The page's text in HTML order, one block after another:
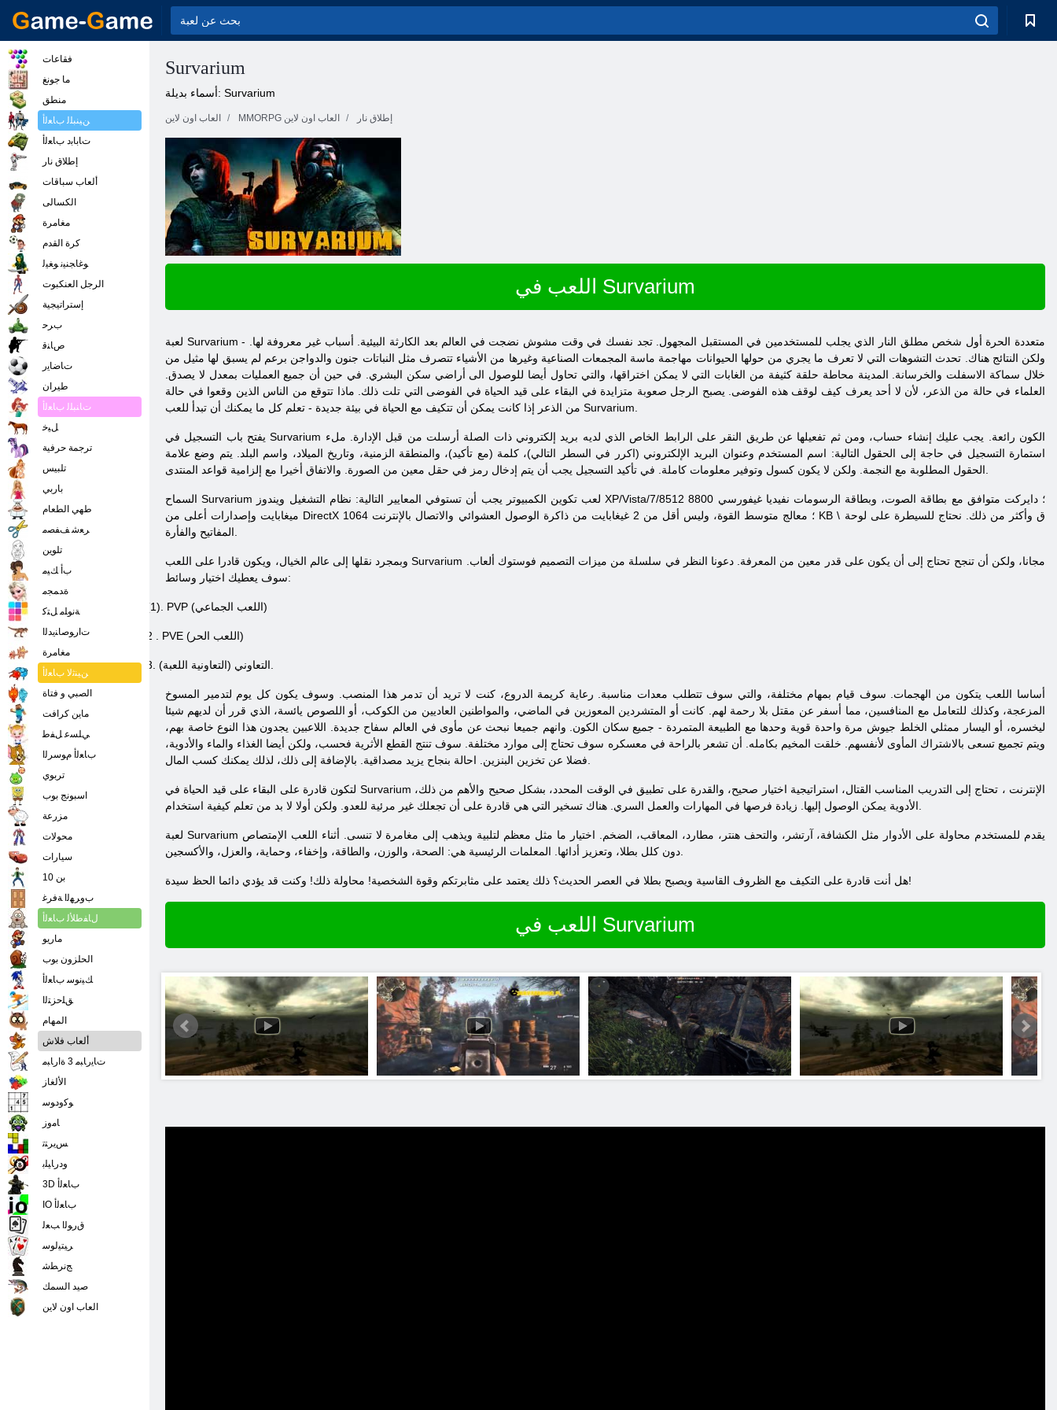
Survarium
أسماء بديلة: Survarium
العاب اون لاين MMORPG العاب اون لاين إطلاق نار
اللعب في Survarium
Survarium- متعددة الحرة أول شخص مطلق النار الذي يجلب للمستخدمين في المستقبل المجهول. تجد نفسك في وقت مشوش نضجت في العالم بعد الكارثة البيئية. أسباب غير معروفة لها.
ولكن النتائج هناك. تحدث التشوهات التي لا تعرف ما يجري من حولها الحيوانات مهاجمة ماسة المجمعات الصناعية وغيرها من الأشياء تتصرف مثل النباتات جنون والدواجن برعم لم يسبق لها مثيل من
خلال سماكة الاسفلت والخرسانة. المدينة محاطة حلقة كثيفة من الغابات التي لا يمكن اختراقها، والتي تحاول أيضا للوصول الى أراضي سكن البشري. في حين أن جميع العمليات بمعدل لا يصدق.
العلماء في حالة من الذعر، لأن لا أحد يعرف كيف لوقف هذه الفوضى. يصبح الرجل صعوبة متزايدة في البقاء على قيد الحياة في الفوضى التي تلت ذلك. ماذا تتوقع من الناس الذين وقعوا في حالة
من الذعر إذا كانت يمكن أن تتكيف مع الحياة في بيئة جديدة - تعلم كل ما يمكنك أن تبدأ للعب Survarium.
يفتح باب التسجيل في Survarium الكون رائعة. يجب عليك إنشاء حساب، ومن ثم تفعيلها عن طريق النقر على الرابط الخاص الذي لديه بريد إلكتروني ذات الصلة أرسلت من قبل الإدارة. ملء
استمارة التسجيل في حاجة إلى الحقول التالية: اسم المستخدم وعنوان البريد الإلكتروني (اكرر في السطر التالي)، كلمة (مع تأكيد)، والمنطقة الزمنية، وتاريخ الميلاد، واسم البلد. يتم وضع علامة
السماحSurvarium
لعب تكوين الكمبيوتر يجب أن تستوفي المعايير التالية: نظام التشغيل ويندوز XP/Vista/7/8؛ دايركت متوافق مع بطاقة الصوت، وبطاقة الرسومات نفيديا غيفورسي 8800 512
ميغابايت وإصدارات أعلى من DirectX 10؛ معالج متوسط ​​القوة، وليس أقل من 2 غيغابايت من ذاكرة الوصول العشوائي والاتصال بالإنترنت 64 KB \ ق وأكثر من ذلك. نحتاج للسيطرة على لوحة
وبمجرد نقلها إلى عالم الخيال، ويكون قادرا على اللعبSurvarium
مجانا، ولكن أن تنجح تحتاج إلى أن يكون على قدر معين من المعرفة. دعونا النظر في سلسلة من ميزات التصميم فوستوك ألعاب.
سوف يعطيك اختيار وسائط:
(1). PVP (اللعب الجماعي)
2 PVE (اللعب الحر)
3.
أساسا اللعب يتكون من الهجمات. سوف قيام بمهام مختلفة، والتي سوف تتطلب معدات مناسبة. رعاية كريمة الدروع، كنت لا تريد أن تدمر هذا المنصب. وسوف يكون كل يوم لتدمير المسوخ
المزعجة، وكذلك للتعامل مع المنافسين، مما أسفر عن مقتل بلا رحمة لهم. كانت أو المتشردين المعوزين في الماضي، والمواطنين العاديين من الكوكب، أو اللصوص يائسة، الذي قرر أن لديهم شيئا
ليخسره، أو اليسار ممثلي الخلط جيوش مرة واحدة قوية وحدها مع الطبيعة المتمردة - جميع سكان الكون. وانهم جميعا نبحث عن مأوى في العالم سفاح جديدة. اللاعبين يجدون هذا النوع خاصة بهم،
ويتم تجميع تسعى بالاشتراك المأوى لأنفسهم. خلقت المخيم بكامله. أن تشعر بالراحة في معسكره سوف تحتاج إلى موارد مختلفة. سوف تنتج القطع الأثرية فحسب، ولكن أيضا الغذاء والماء والأدوية،
Survarium الإنترنت ، تحتاج إلى التدريب المناسب القتال، استراتيجية اختيار صحيح، والقدرة على تطبيق في الوقت المحدد، بشكل صحيح والأهم من ذلك،
لعبة Survarium يقدم للمستخدم محاولة على الأدوار مثل الكشافة، آرتشر، والتحف هنتر، مطارد، المعاقب، الضخم. اختيار ما مثل معظم لتلبية ويذهب إلى مغامرة لا تنسى. أثناء اللعب الإمتصاص
هل أنت قادرة على التكيف مع الظروف القاسية ويصبح بطلا في العصر الحديث؟ ذلك يعتمد على مثابرتكم وقوة الشخصية! محاولة ذلك! وكنت قد يؤدي دائما الحظ سيدة!
اللعب في Survarium
فقاعات
ما جونغ
منطق
ﻦﻴﻨﺒﻠﻟ ﺏﺎﻌﻟﺃ
ﺕﺎﺑﺎﺑﺩ ﺏﺎﻌﻟﺃ
إطلاق نار
ألعاب سباقات
الكسالى
مغامرة
كرة القدم
ﻮﻏﺎﺠﻨﻴﻧ ﻮﻐﻴﻟ
الرجل العنكبوت
إستراتيجية
ﺏﺮﺣ
ﺹﺎﻨﻗ
ﺕﺎﺿﺎﻳﺭ
طيران
ﺕﺎﻨﺒﻠﻟ ﺏﺎﻌﻟﺃ
ﻞﻴﺧ
ترجمة حرفية
تلبيس
باربي
طهي الطعام
ﺮﻌﺷ ﻒﻔﺼﻣ
تلوين
ﺏﺃ ﻚﻴﻣ
ﺓﺪﻤﺠﻣ
ﺔﻧﻮﻠﻣ ﻞﺘﻛ
ﺕﺍﺭﻮﺻﺎﻨﻳﺪﻟﺍ
مغامرة
ﻦﻴﻨﺛﻻ ﺏﺎﻌﻟﺃ
الصبي و فتاة
ماين كرافت
ﻲﻠﺴﻋ ﻞﻔﻃ
ﺏﺎﻌﻟﺃ ﻡﻮﺳﺮﻟﺍ
تربوي
اسبونج بوب
مزرعة
محولات
سيارات
بن 10
ﺏﻭﺮﻬﻟﺍ ﺔﻓﺮﻏ
ﻝﺎﻔﻃﻸ ﻟ ﺏﺎﻌﻟﺃ
ماريو
الحلزون بوب
ﻚﻴﻧﻮﺳ ﺏﺎﻌﻟﺃ
ﻖﻠﺣﺰﺘﻟﺍ
المهام
ألعاب فلاش
ﺕﺎﻳﺭﺎﺒﻣ 3 ﺓﺍﺭﺎﺒﻣ
الألغاز
ﻮﻛﻭﺩﻮﺳ
ﺎﻣﻭﺯ
ﺲﻳﺮﺘﺗ
ﻭﺩﺭﺎﻴﻠﺑ
3D ﺏﺎﻌﻟﺃ
IO ﺏﺎﻌﻟﺃ
ﻕﺭﻮﻟﺍ ﺐﻌﻟ
ﺮﻴﺘﻴﻟﻮﺳ
ﺞﻧﺮﻄﺷ
صيد السمك
العاب اون لاين